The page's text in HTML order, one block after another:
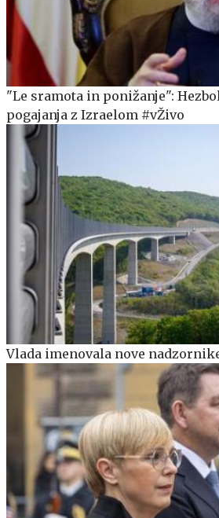
"Le sramota in ponižanje":
pogajanja z Izraelom #vŽivo
Vlada imenovala nove